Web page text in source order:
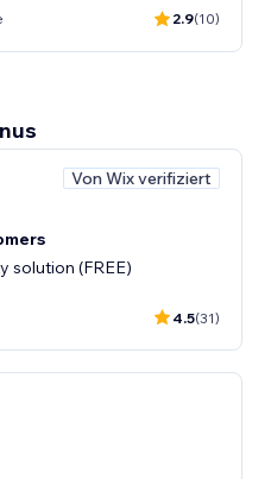
2.9(10)
Von Wix verifiziert
solution (FREE)
4.5(31)